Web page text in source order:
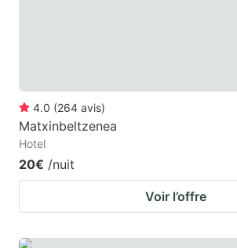
4.0 (264 avis)
Matxinbeltzenea
Hotel
20€ /nuit
Voir l’offre